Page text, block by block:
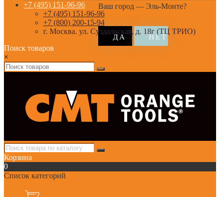
Ваш город — Эль-Монте?
+7 (495) 151-96-96
+7 (495) 151-96-96
+7 (800) 200-15-94
г. Москва. ул. Суздальская, д. 18г (ТЦ ТРИО)
Поиск товаров
×
Корзина
0
Список категорий